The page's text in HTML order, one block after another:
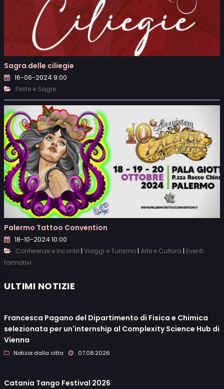
Sagra delle ciliegie
16-06-2024 9:00
Feste e Sagre
Palermo Tattoo Convention
18-10-2024 10:00
Conferenze e Incontri | Viaggi e Turismo | Arte e Cultura | Eventi
formativi
ULTIMI NOTIZIE
Francesca Pagano del Dipartimento di Fisica e Chimica
selezionata per un'internship al Complexity Science Hub di
Vienna
Notizie dalla citta 07.08.2026
Catania Tango Festival 2026